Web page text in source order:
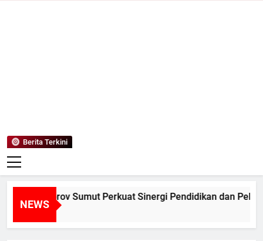
Berita Terkini
NEWS
Pemprov Sumut Perkuat Sinergi Pendidikan dan